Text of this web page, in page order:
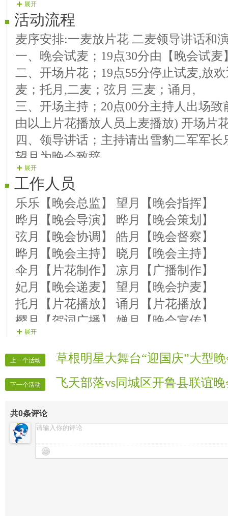
【06演员】瞭月 演唱 《我们的祖国歌
第二篇章 百花争艳民族情
【07演员】弦月 朗诵 《红旗颂》
【08演员】踏月 演唱 《国家》
【09演员】揽月 口琴演奏 《美丽的心
【10演员】好月 京剧 《梦北京》
【11演员】笛月 演唱 《吉祥雪莲》
【12演员】聖月 演唱 《最美的歌献给
第三篇章 祥和百家万事兴
【13演员】含月 演唱 《和谐中国》
【14演员】王月 演唱 《国泰民安》
【15演员】皓月 演唱 《你幸福我祝福
【16演员】籣月 演唱 《祖国是我永远
【17演员】茶月 演唱 《和谐大中国》
【18演员】茜月 演唱 《我的祖国》
第四篇章 美丽中国向未来
【19演员】雅月 演唱 《祖国你好》
【20演员】圆月 演唱 《中国梦》
【21演员】满月 演唱 《我的中国》
【22演员】晔月 演唱 《我用歌声拥抱
【24演员】冰月 演唱 《永远的爱恋》
展开
活动流程
麦序安排:一麦放片花 二麦领导讲话和
一、晚会试麦；19点30分由【晚会试
二、开场片花；19点55分停止试麦,放
麦；托月,二麦；弦月 三麦；诵月,
三、开场主持；20点00分主持人出场
由以上片花播放人员上麦播放) 开场片
四、领导讲话；主持请出雪豹二军军
望月为晚会致辞。
五、节目表演；晚会演员按篇章节目
本篇章节目表演完毕。
六、尾声主持：两位主持人分别上一
出结束片花。
七、结束片花：晚会结束一二三麦连图
展开
工作人员
乐乐【晚会总监】 望月【晚会指挥】
晔月【晚会导演】 晔月【晚会策划】
弦月【晚会协调】 皓月【晚会督察】
晔月【晚会主持】 晓月【晚会主持】
伞月【片花制作】 凉月【广播制作】
妃月【晚会递麦】 望月【晚会护麦】
托月【片花播放】 诵月【片花播放】
樱月【贺词广播】 婵月【晚会宣传】
清月【晚会迎宾】 彩月【晚会迎宾】
笙月【晚会迎宾】 赞月【晚会迎宾】
展开
上一个活动 草根明星大舞台“迎国庆”大型
下一个活动 飞天部落vs同城区开鲁县联谊
共0条评论